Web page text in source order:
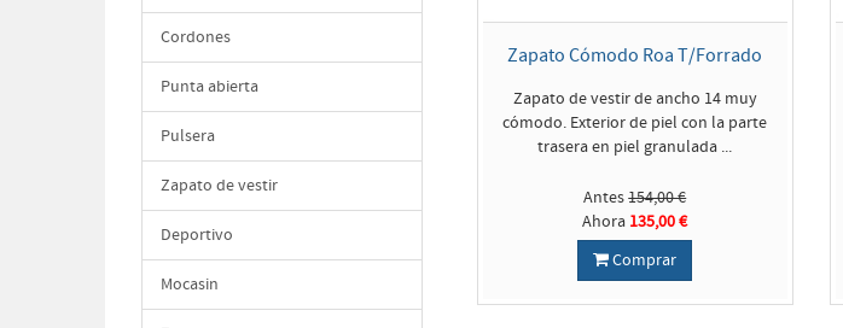
Cordones
Punta abierta
Pulsera
Zapato de vestir
Deportivo
Mocasin
Zapato Cómodo Roa T/Forrado
Zapato de vestir de ancho 14 muy
cómodo. Exterior de piel con la parte
trasera en piel granulada ...
Antes154,00 €
Ahora 135,00 €
Comprar